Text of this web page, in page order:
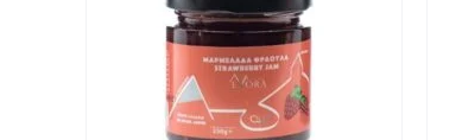
ΠΡΟΣΘΉΚΗ ΣΤΟ ΚΑΛΆΘΙ
ΛΕΠΤΟΜΈΡΕΙΕΣ